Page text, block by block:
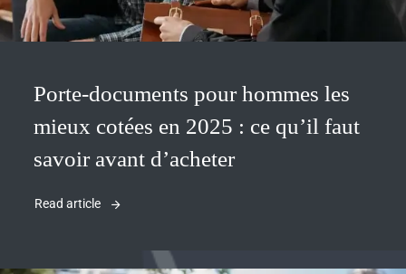
Porte-documents pour hommes les
mieux cotées en 2025 : ce qu’il faut
savoir avant d’acheter
Read article